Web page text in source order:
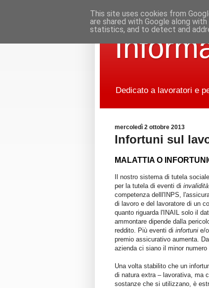
Dedicato a lavoratori e
mercoledì 2 ottobre 2013
Infortuni sul
MALATTIA O
Il nostro sistema di tutela
per la tutela di eventi di invalidità
competenza delll'INPS,
di lavoro e del lavoratore di un
quanto riguarda l'INAIL solo il
ammontare dipende dalla
reddito. Più eventi di infortuni e/o
premio assicurativo aumenta.
azienda ci siano il minor
Una volta stabilito che un
di natura extra – lavorativa, ma
sostanze che si utilizzano, è
This site uses cookies from
are shared with Google along
statistics, and to detect and